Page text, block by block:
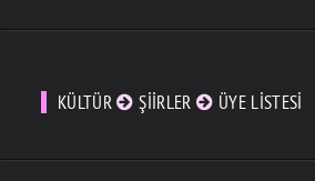
KÜLTÜR ŞIIRLER ÜYE LISTESI